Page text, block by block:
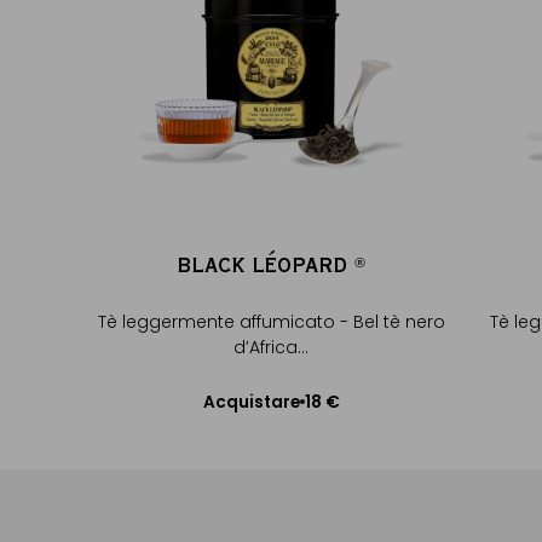
BLACK LÉOPARD ®
Tè leggermente affumicato - Bel tè nero
d’Africa...
Acquistare 18 €
Tè